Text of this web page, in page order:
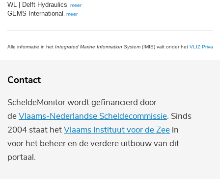
WL | Delft Hydraulics meer
GEMS International meer
Alle informatie in het Integrated Marine Information System (IMIS) valt onder het VLIZ Privacy
Contact
ScheldeMonitor wordt gefinancierd door
de Vlaams-Nederlandse Scheldecommissie . Sinds
2004 staat het Vlaams Instituut voor de Zee in
voor het beheer en de verdere uitbouw van dit
portaal.